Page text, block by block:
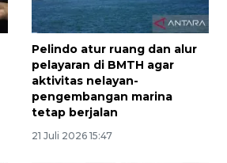
Pelindo atur ruang dan alur
pelayaran di BMTH agar
aktivitas nelayan-
pengembangan marina
tetap berjalan
21 Juli 2026 15:47
2026-08-